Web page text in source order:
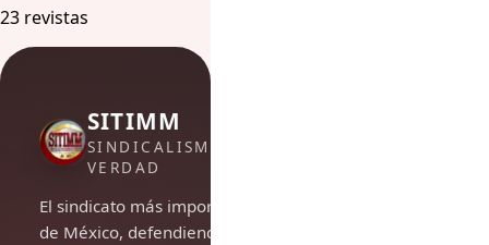
23 revistas
SITIMM
SINDICALISMO DE
VERDAD
El sindicato más importante
de México, defendiendo los